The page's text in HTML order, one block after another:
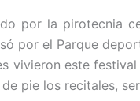
por la pirotecnia
por el Parque
vivieron este
pie los recitales,